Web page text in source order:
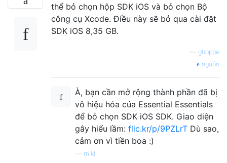
thể bỏ chọn hộp SDK iOS và bỏ chọn Bộ
công cụ Xcode. Điều này sẽ bỏ qua cài đặt
SDK iOS 8,35 GB.
ghoppe
nguồn
À, bạn cần mở rộng thành phần đã bị
vô hiệu hóa của Essential Essentials
để bỏ chọn SDK iOS SDK. Giao diện
gây hiểu lầm: flic.kr/p/9PZLrT Dù sao,
cảm ơn vì tiền boa :)
mikl